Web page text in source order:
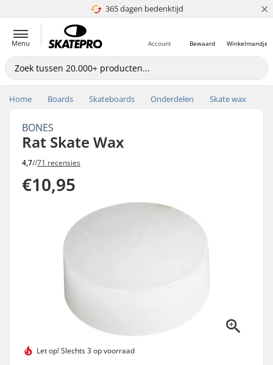
365 dagen bedenktijd
4.8 van 5 ×
Menu Winkelmandje
Bewaard
Account
Home Boards Skateboards Onderdelen Skate wax
BONES
Rat Skate Wax
4,7//71 recensies
€10,95
Let op!Slechts 3 op voorraad